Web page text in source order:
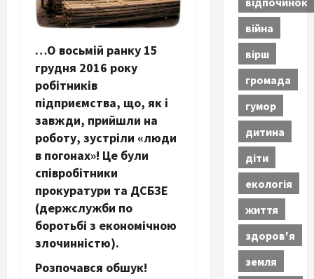
…О восьмій ранку 15
грудня 2016 року
робітників
підприємства, що, як і
завжди, прийшли на
роботу, зустріли «люди
в погонах»! Це були
співробітники
прокуратури та ДСБЗЕ
(держслужби по
боротьбі з економічною
злочинністю).
Розпочався обшук!
війна
вірш
громада
гумор
дитина
діти
екологія
життя
здоров'я
земля